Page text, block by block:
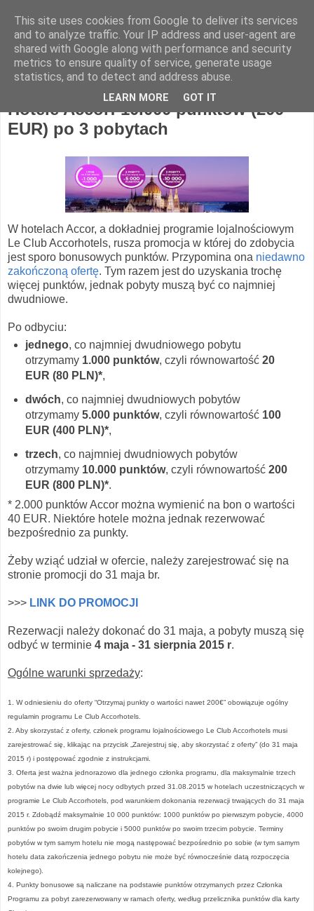
Hotel Spotter
Hotele Accor: 10.000 punktów (200
EUR) po 3 pobytach
W hotelach Accor, a dokładniej programie lojalnościowym
Le Club Accorhotels, rusza promocja w której do zdobycia
jest sporo bonusowych punktów. Przypomina ona niedawno
zakończoną ofertę. Tym razem jest do uzyskania trochę
więcej punktów, jednak pobyty muszą być co najmniej
dwudniowe.
Po odbyciu:
jednego, co najmniej dwudniowego pobytu
otrzymamy 1.000 punktów, czyli równowartość 20
EUR (80 PLN)*,
dwóch, co najmniej dwudniowych pobytów
otrzymamy 5.000 punktów, czyli równowartość 100
EUR (400 PLN)*,
trzech, co najmniej dwudniowych pobytów
otrzymamy 10.000 punktów, czyli równowartość 200
EUR (800 PLN)*.
* 2.000 punktów Accor można wymienić na bon o wartości
40 EUR. Niektóre hotele można jednak rezerwować
bezpośrednio za punkty.
Żeby wziąć udział w ofercie, należy zarejestrować się na
stronie promocji do 31 maja br.
>>> LINK DO PROMOCJI
Rezerwacji należy dokonać do 31 maja, a pobyty muszą się
odbyć w terminie 4 maja - 31 sierpnia 2015 r.
Ogólne warunki sprzedaży:
1. W odniesieniu do oferty “Otrzymaj punkty o wartości nawet 200€” obowiązuje ogólny
regulamin programu Le Club Accorhotels.
2. Aby skorzystać z oferty, członek programu lojalnościowego Le Club Accorhotels musi
zarejestrować się, klikając na przycisk „Zarejestruj się, aby skorzystać z oferty” (do 31 maja
2015 r) i postępować zgodnie z instrukcjami.
3. Oferta jest ważna jednorazowo dla jednego członka programu, dla maksymalnie trzech
pobytów na dwie lub więcej nocy odbytych przed 31.08.2015 w hotelach uczestniczących w
programie Le Club Accorhotels, pod warunkiem dokonania rezerwacji trwających do 31 maja
2015 r. Zdobądź maksymalnie 10 000 punktów: 1000 punktów po pierwszym pobycie, 4000
punktów po swoim drugim pobycie i 5000 punktów po swoim trzecim pobycie. Terminy
pobytów w tym samym hotelu nie mogą następować bezpośrednio po sobie (w tym samym
hotelu data zakończenia jednego pobytu nie może być równocześnie datą rozpoczęcia
kolejnego).
4. Punkty bonusowe są naliczane na podstawie punktów otrzymanych przez Członka
Programu za pobyt zarezerwowany w ramach oferty, według przelicznika punktów dla karty
This site uses cookies from Google to deliver its services
and to analyze traffic. Your IP address and user-agent are
shared with Google along with performance and security
metrics to ensure quality of service, generate usage
statistics, and to detect and address abuse.
LEARN MORE GOT IT